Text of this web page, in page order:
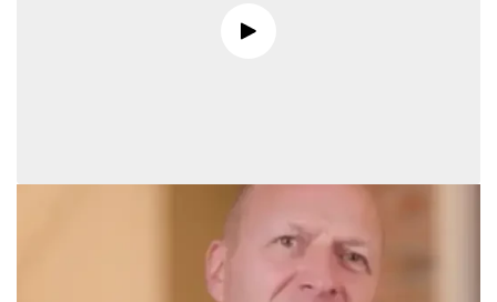
Wil je ook lid worden?